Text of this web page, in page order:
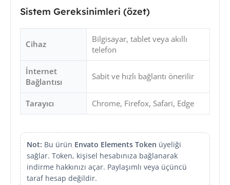
Sistem Gereksinimleri (özet)
Cihaz
Bilgisayar, tablet veya akıllı
telefon
İnternet
Bağlantısı
Sabit ve hızlı bağlantı önerilir
Tarayıcı Chrome, Firefox, Safari, Edge
Not: Bu ürün Envato Elements Token üyeliği
sağlar. Token, kişisel hesabınıza bağlanarak
indirme hakkınızı açar. Paylaşımlı veya üçüncü
taraf hesap değildir.